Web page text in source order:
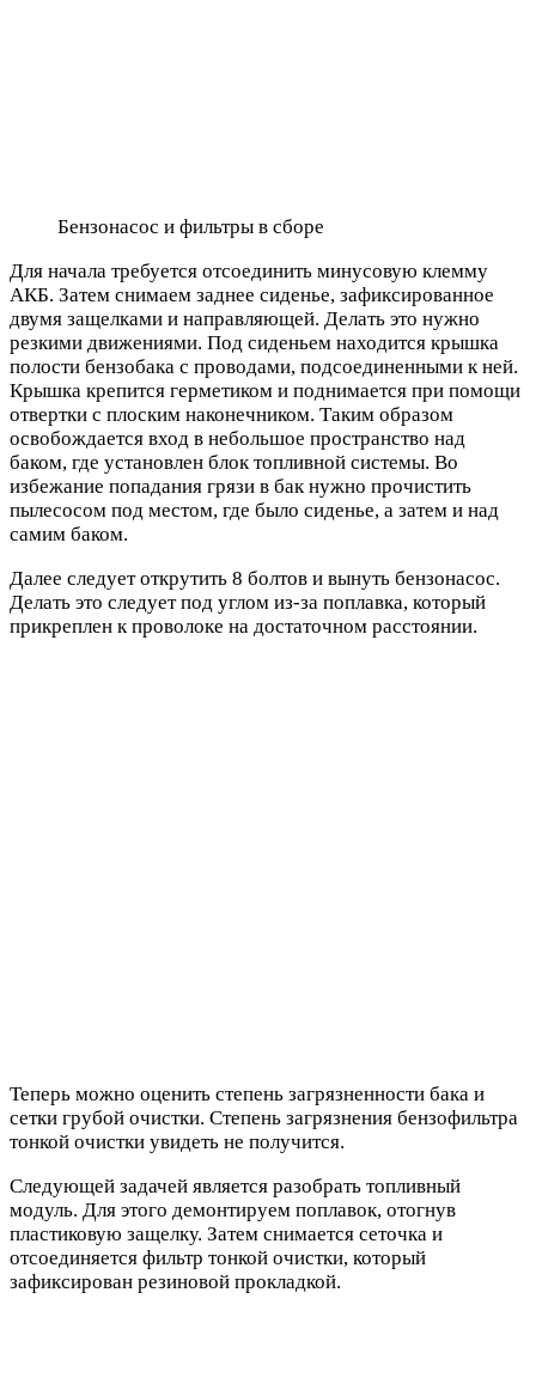
Бензонасос и фильтры в сборе
Для начала требуется отсоединить минусовую клемму
АКБ. Затем снимаем заднее сиденье, зафиксированное
двумя защелками и направляющей. Делать это нужно
резкими движениями. Под сиденьем находится крышка
полости бензобака с проводами, подсоединенными к ней.
Крышка крепится герметиком и поднимается при помощи
отвертки с плоским наконечником. Таким образом
освобождается вход в небольшое пространство над
баком, где установлен блок топливной системы. Во
избежание попадания грязи в бак нужно прочистить
пылесосом под местом, где было сиденье, а затем и над
самим баком.
Далее следует открутить 8 болтов и вынуть бензонасос.
Делать это следует под углом из-за поплавка, который
прикреплен к проволоке на достаточном расстоянии.
Теперь можно оценить степень загрязненности бака и
сетки грубой очистки. Степень загрязнения бензофильтра
тонкой очистки увидеть не получится.
Следующей задачей является разобрать топливный
модуль. Для этого демонтируем поплавок, отогнув
пластиковую защелку. Затем снимается сеточка и
отсоединяется фильтр тонкой очистки, который
зафиксирован резиновой прокладкой.